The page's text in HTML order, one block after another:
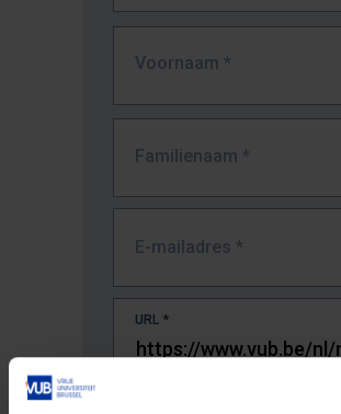
Voornaam *
Familienaam *
E-mailadres *
URL *
De volledige URL van de pagina waar je